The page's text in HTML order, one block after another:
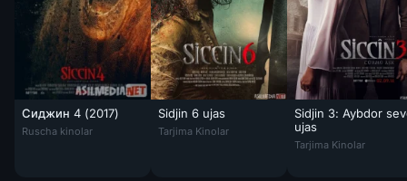
Сиджин 4 (2017)
Сиджин 4 (2017) / Siccin 4 / Tas-IX skachat
Ruscha kinolar
Sidjin 6 ujas
Sidjin 6 ujas film Turk Kino O'zbek tilida
Tarjima Kinolar
Sidjin 3: Aybdor
ujas
Sidjin 3: Aybdor
Tarjima Kinolar